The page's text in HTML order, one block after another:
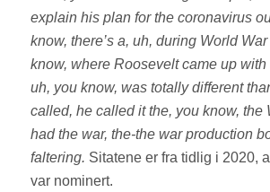
explain his plan for the coronavirus
know, there’s a, uh, during World
know, where Roosevelt came up with
uh, you know, was totally different
called, he called it the, you know, the
had the war, the-the war production
faltering. Sitatene er fra tidlig i 2020,
var nominert.